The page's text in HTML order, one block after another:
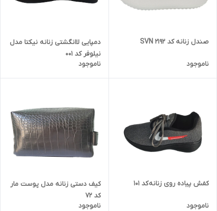
صندل زنانه کد SVN 2192
ناموجود
دمپایی لاانگشتی زنانه نیکتا مدل
نیلوفر کد 001
ناموجود
کفش پیاده روی زنانه کد 101
ناموجود
کیف دستی زنانه مدل پوست مار
کد 72
ناموجود